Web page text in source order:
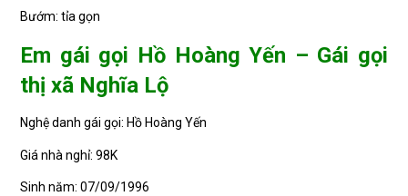
Bướm: tỉa gọn
Em gái gọi Hồ Hoàng Yến – Gái gọi
thị xã Nghĩa Lộ
Nghệ danh gái gọi: Hồ Hoàng Yến
Giá nhà nghỉ: 98K
Sinh năm: 07/09/1996